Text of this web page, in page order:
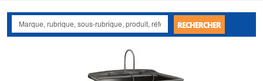
RECHERCHER